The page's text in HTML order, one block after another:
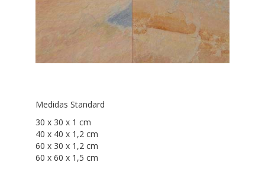
Medidas Standard
30 x 30 x 1 cm
40 x 40 x 1,2 cm
60 x 30 x 1,2 cm
60 x 60 x 1,5 cm